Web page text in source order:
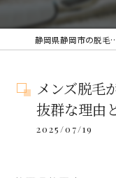
静岡県静岡市の脱毛ならメン
メンズ脱毛
抜群な理由
2025/07/19